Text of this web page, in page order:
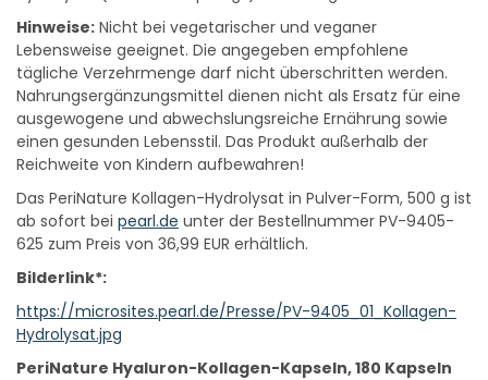
Hinweise: Nicht bei vegetarischer und veganer
Lebensweise geeignet. Die angegeben empfohlene
tägliche Verzehrmenge darf nicht überschritten werden.
Nahrungsergänzungsmittel dienen nicht als Ersatz für eine
ausgewogene und abwechslungsreiche Ernährung sowie
einen gesunden Lebensstil. Das Produkt außerhalb der
Reichweite von Kindern aufbewahren!
Das PeriNature Kollagen-Hydrolysat in Pulver-Form, 500 g ist
ab sofort bei pearl.de unter der Bestellnummer PV-9405-
625 zum Preis von 36,99 EUR erhältlich.
Bilderlink*:
https://microsites.pearl.de/Presse/PV-9405_01_Kollagen-
Hydrolysat.jpg
PeriNature Hyaluron-Kollagen-Kapseln, 180 Kapseln